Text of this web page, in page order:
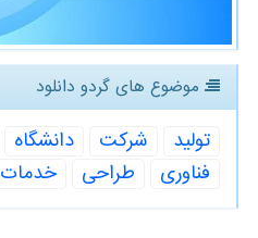
موضوع های گردو دانلود
تولید شركت دانشگاه
فناوری
طراحی خدمات